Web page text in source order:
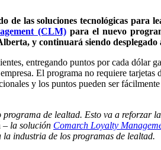
las soluciones tecnológicas para
(CLM)para el nuevo
y continuará siendo
entregando puntos por cada dólar
El programa no requiere
y los puntos pueden ser
de lealtad. Esto va a reforzar
– la solución Comarch Loyalty
industria de los programas de lealtad.